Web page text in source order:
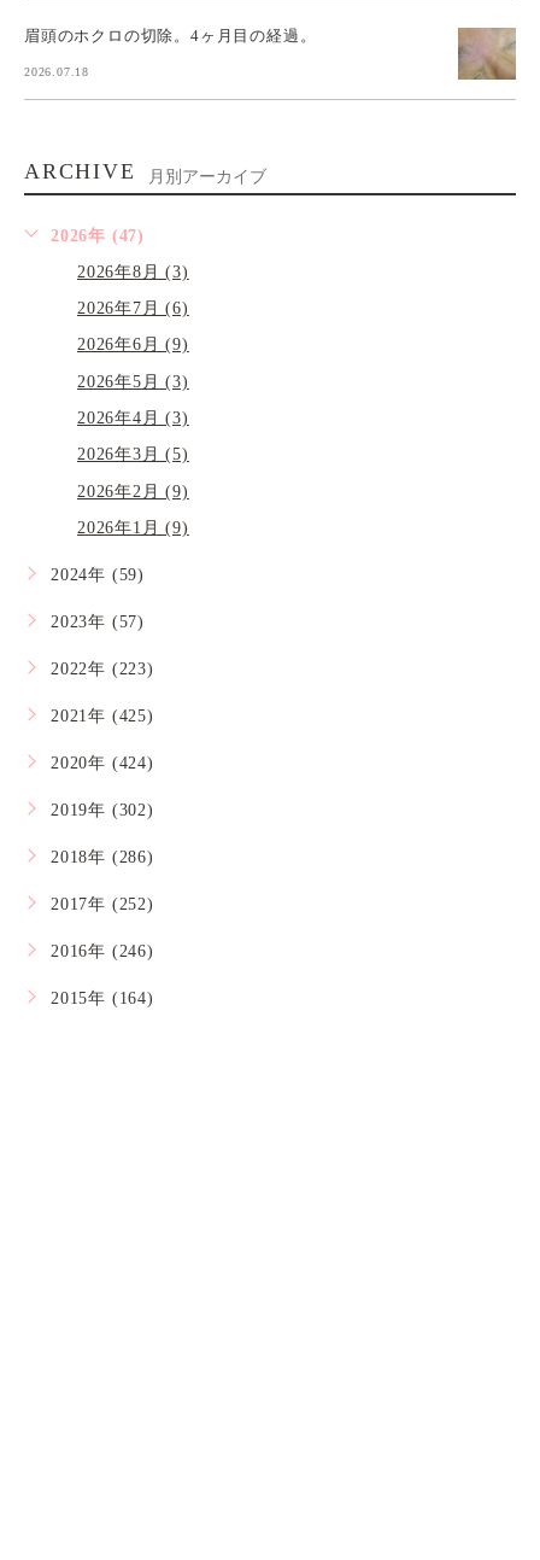
眉頭のホクロの切除。4ヶ月目の経過。
2026.07.18
ARCHIVE 月別アーカイブ
2026年 (47)
2026年8月 (3)
2026年7月 (6)
2026年6月 (9)
2026年5月 (3)
2026年4月 (3)
2026年3月 (5)
2026年2月 (9)
2026年1月 (9)
2024年 (59)
2023年 (57)
2022年 (223)
2021年 (425)
2020年 (424)
2019年 (302)
2018年 (286)
2017年 (252)
2016年 (246)
2015年 (164)